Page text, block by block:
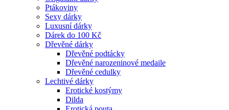
Ptákoviny
Sexy dárky
Luxusní dárky
Dárek do 100 Kč
Dřevěné dárky
Dřevěné podtácky
Dřevěné narozeninové medaile
Dřevěné cedulky
Lechtivé dárky
Erotické kostýmy
Dilda